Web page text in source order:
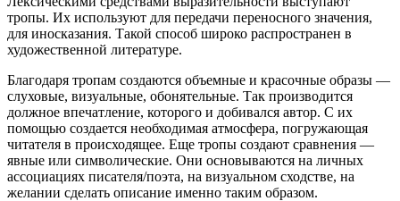
тропы. Их используют для передачи переносного значения,
для иносказания. Такой способ широко распространен в
художественной литературе.
Благодаря тропам создаются объемные и красочные образы —
слуховые, визуальные, обонятельные. Так производится
должное впечатление, которого и добивался автор. С их
помощью создается необходимая атмосфера, погружающая
читателя в происходящее. Еще тропы создают сравнения —
явные или символические. Они основываются на личных
ассоциациях писателя/поэта, на визуальном сходстве, на
желании сделать описание именно таким образом.